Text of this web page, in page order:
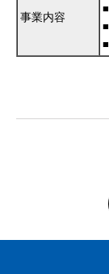
事業内容
■
■
■